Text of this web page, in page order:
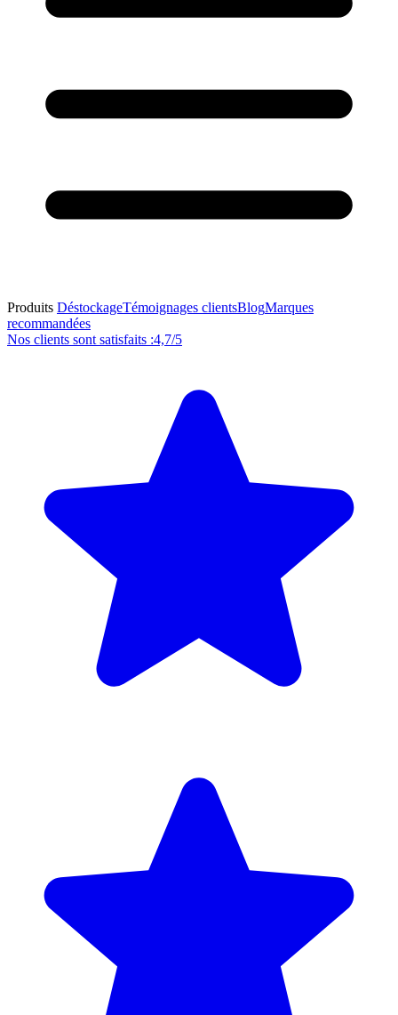
Produits DéstockageTémoignages clientsBlogMarques
recommandées
Nos clients sont satisfaits :4,7/5